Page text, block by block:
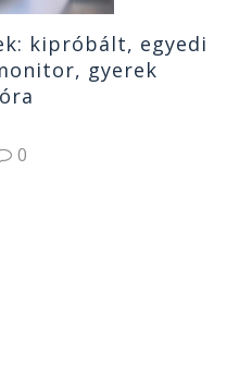
kipróbált, egyedi
gyerek
0